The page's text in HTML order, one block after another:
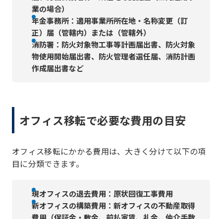
業の場合）
年金事務所：適用事業所所在地・名称変更（訂
正）届（管轄内）または（管轄外）
消防署：防火対象物工事等計画届出書、防火対象
物使用開始届出書、防火管理者選任届、消防計画
作成届出書など
オフィス移転で必要な費用の目安
オフィス移転にかかる費用は、大きく分けて以下の項
目に分類できます。
現オフィスの退去費用：原状回復工事費用
新オフィスの構築費用：新オフィスの不動産取得